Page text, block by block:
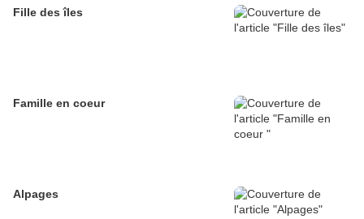
Fille des îles
Famille en coeur
Alpages